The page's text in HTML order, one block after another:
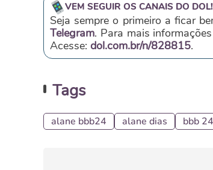
VEM SEGUIR OS CANAIS DO DOL!
Seja sempre o primeiro a ficar
Telegram. Para mais
Acesse: dol.com.br/n/828815.
Tags
alane bbb24 alane dias bbb 24